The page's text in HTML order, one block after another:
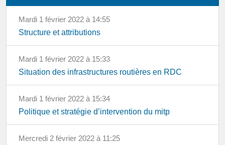
mardi 1 février 2022 à 14:55
Structure et attributions
mardi 1 février 2022 à 15:33
Situation des infrastructures routières en RDC
mardi 1 février 2022 à 15:34
Politique et stratégie d’intervention du mitp
mercredi 2 février 2022 à 11:25